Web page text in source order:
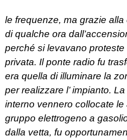
le frequenze, ma grazie alla
di qualche ora
perché si levavano
privata. Il ponte radio fu
era quella di illuminare la
per realizzare l’ impianto.
interno vennero collocate
gruppo elettrogeno a
dalla vetta, fu